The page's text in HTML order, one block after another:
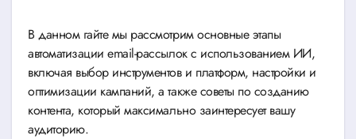
В данном гайте мы рассмотрим основные этапы
автоматизации email-рассылок с использованием ИИ,
включая выбор инструментов и платформ, настройки и
оптимизации кампаний, а также советы по созданию
контента, который максимально заинтересует вашу
аудиторию.